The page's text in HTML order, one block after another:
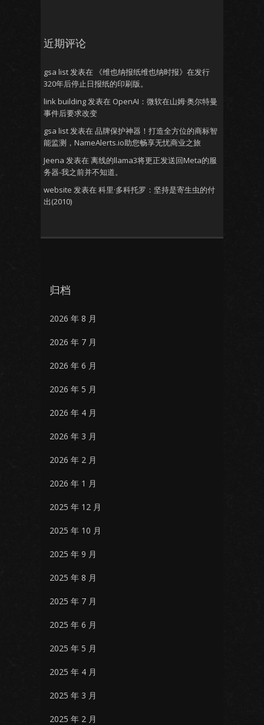
近期评论
gsa list发表在
《维也纳报纸维也纳时报》在发行
320年后停止日报纸的印刷版。
link building发表在 OpenAI：微软在山姆·奥尔特曼
事件后要求改变
gsa list发表在 品牌保护神器！打造全方位的商标智
能监测，NameAlerts.io助您畅享无忧商业之旅
Jeena 发表在 离线的llama3将更正发送回Meta的服
务器-我之前并不知道。
website 发表在 科里·多科托罗：坚持是寄生虫的付
出(2010)
归档
2026 年 8 月
2026 年 7 月
2026 年 6 月
2026 年 5 月
2026 年 4 月
2026 年 3 月
2026 年 2 月
2026 年 1 月
2025 年 12 月
2025 年 10 月
2025 年 9 月
2025 年 8 月
2025 年 7 月
2025 年 6 月
2025 年 5 月
2025 年 4 月
2025 年 3 月
2025 年 2 月